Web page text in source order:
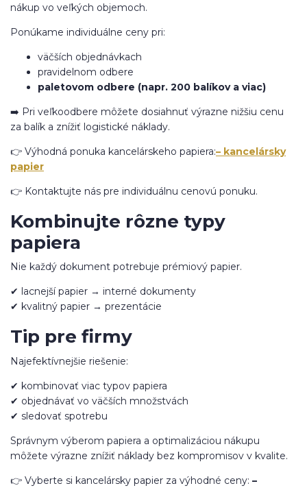
nákup vo veľkých objemoch.
Ponúkame individuálne ceny pri:
väčších objednávkach
pravidelnom odbere
paletovom odbere (napr. 200 balíkov a viac)
➡️ Pri veľkoodbere môžete dosiahnuť výrazne nižšiu cenu
za balík a znížiť logistické náklady.
👉 Výhodná ponuka kancelárskeho papiera:– kancelársky
papier
👉 Kontaktujte nás pre individuálnu cenovú ponuku.
Kombinujte rôzne typy
papiera
Nie každý dokument potrebuje prémiový papier.
✔ lacnejší papier → interné dokumenty
✔ kvalitný papier → prezentácie
Tip pre firmy
Najefektívnejšie riešenie:
✔ kombinovať viac typov papiera
✔ objednávať vo väčších množstvách
✔ sledovať spotrebu
Správnym výberom papiera a optimalizáciou nákupu
môžete výrazne znížiť náklady bez kompromisov v kvalite.
👉 Vyberte si kancelársky papier za výhodné ceny: –